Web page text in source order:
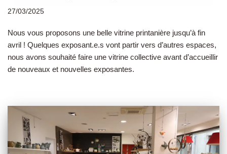
27/03/2025
Nous vous proposons une belle vitrine printanière jusqu’à fin
avril ! Quelques exposant.e.s vont partir vers d’autres espaces,
nous avons souhaité faire une vitrine collective avant d’accueillir
de nouveaux et nouvelles exposantes.